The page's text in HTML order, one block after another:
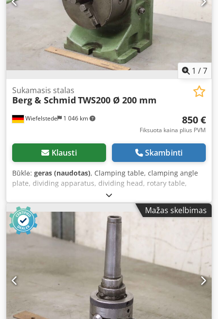
1 /7
Wiefelstede 1 046 km
Sukamasis stalas
Berg & Schmid TWS200 Ø 200 mm
850 €
Fiksuota kaina plius PVM
Klausti Skambinti
Būklė: geras (naudotas), Clamping table, clamping angle
plate, dividing apparatus, dividing head, rotary table,
milling machine table, clamping angle plate with three-jaw
chuck, clamping angle plate with lathe chuck -
Manufacturer: Schmid, rotary table with three-jaw chuck -
Type: TWS200 -Chuck size: Ø 200 mm -Dimensions:
250/250/H365 mm -Weight: 52 kg Credpfx Aoii E Tnei Asf
Mažas skelbimas